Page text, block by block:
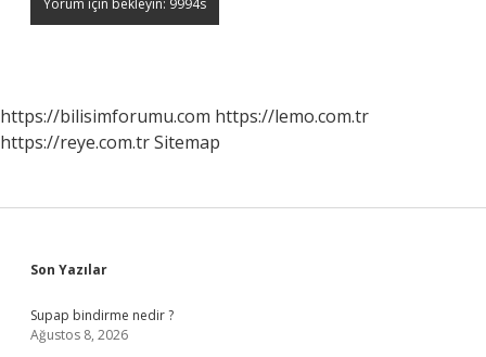
https://bilisimforumu.com https://lemo.com.tr
https://reye.com.trSitemap
Sidebar
Son Yazılar
Supap bindirme nedir ?
Ağustos 8, 2026